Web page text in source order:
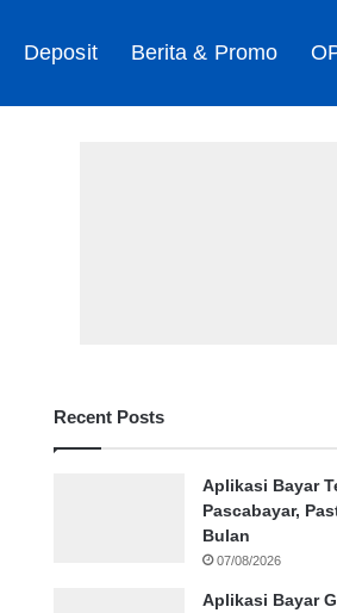
Deposit Berita & Promo
Recent Posts
Aplikasi Bayar
Pascabayar,
Bulan
07/08/2026
Aplikasi Bayar